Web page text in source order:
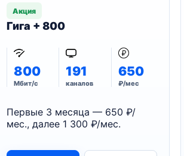
Акция
Гига + 800
800
Мбит/с
191
каналов
650
₽/мес
Первые 3 месяца — 650 ₽/
мес., далее 1 300 ₽/мес.